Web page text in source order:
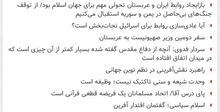
بازایجاد روابط ایران و عربستان تحولی مهم برای جهان اسلام بود/ از توقف
جنگ‌های بی‌حاصل در یمن و سوریه استقبال می‌کنیم
آیا عادی‌سازی روابط برای اسرائیل نجات‌بخش است؟
سفر دومین وزیر صهیونیست به عربستان
سردار فدوی: آنچه از دفاع مقدس گفته شده بسیار کمتر از آن چیزی است که
در میدان اتفاق افتاده است
راهبرد نقش‌آفرینی در نظم نوین جهانی
وحدت شیعه و سنی تاکتیک نیست؛ وظیفه است
پای درس آقا/ اتحاد مسلمانان یک فریضه‌ قطعی قرآنی است
اسلام سیاسی؛ گفتمان اقتدار آفرین